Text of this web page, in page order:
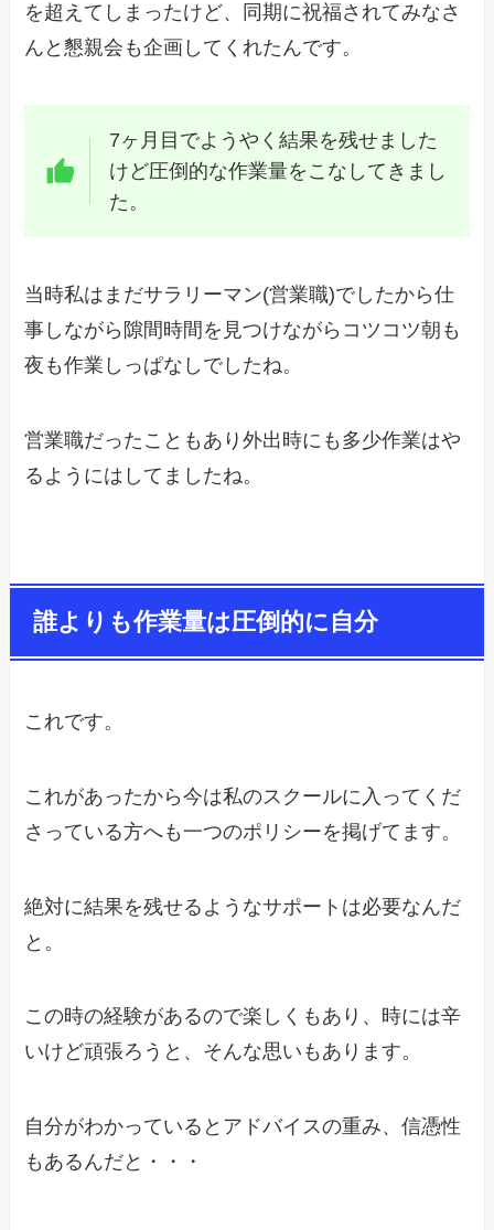
を超えてしまったけど、同期に祝福されてみなさ
んと懇親会も企画してくれたんです。
7ヶ月目でようやく結果を残せました
けど圧倒的な作業量をこなしてきまし
た。
当時私はまだサラリーマン(営業職)でしたから仕
事しながら隙間時間を見つけながらコツコツ朝も
夜も作業しっぱなしでしたね。
営業職だったこともあり外出時にも多少作業はや
るようにはしてましたね。
誰よりも作業量は圧倒的に自分
これです。
これがあったから今は私のスクールに入ってくだ
さっている方へも一つのポリシーを掲げてます。
絶対に結果を残せるようなサポートは必要なんだ
と。
この時の経験があるので楽しくもあり、時には辛
いけど頑張ろうと、そんな思いもあります。
自分がわかっているとアドバイスの重み、信憑性
もあるんだと・・・